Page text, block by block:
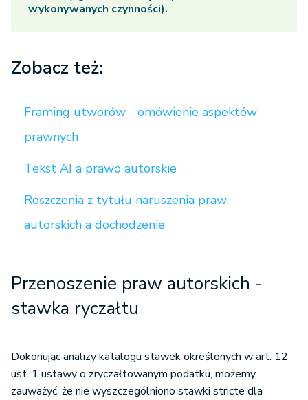
wykonywanych czynności).
Zobacz też:
Framing utworów - omówienie aspektów
prawnych
Tekst AI a prawo autorskie
Roszczenia z tytułu naruszenia praw
autorskich a dochodzenie
Przenoszenie praw autorskich -
stawka ryczałtu
Dokonując analizy katalogu stawek określonych w art. 12
ust. 1 ustawy o zryczałtowanym podatku, możemy
zauważyć, że nie wyszczególniono stawki stricte dla